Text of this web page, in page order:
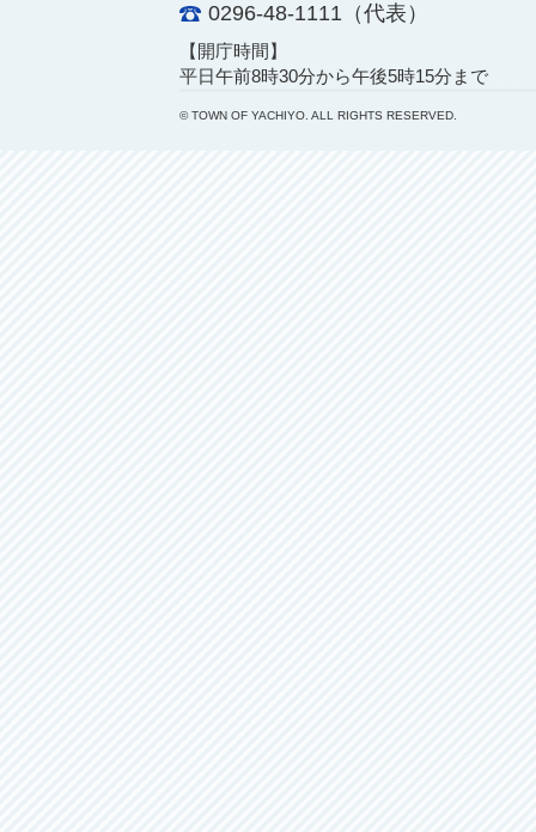
0296-48-1111（代表）
【開庁時間】
平日午前8時30分から午後5時15分まで
© TOWN OF YACHIYO. ALL RIGHTS RESERVED.